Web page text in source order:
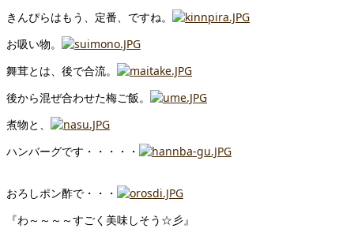
きんぴらはもう、定番、ですね。
お吸い物。
舞茸とは、後で合流。
後から混ぜ合わせた梅ご飯。
煮物と、
ハンバーグです・・・・・
おろしポン酢で・・・
『わ～～～～すごく美味しそう☆彡』